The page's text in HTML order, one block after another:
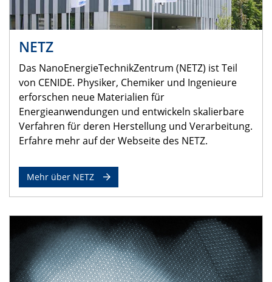
NETZ
Das NanoEnergieTechnikZentrum (NETZ) ist Teil
von CENIDE. Physiker, Chemiker und Ingenieure
erforschen neue Materialien für
Energieanwendungen und entwickeln skalierbare
Verfahren für deren Herstellung und Verarbeitung.
Erfahre mehr auf der Webseite des NETZ.
Mehr über NETZ